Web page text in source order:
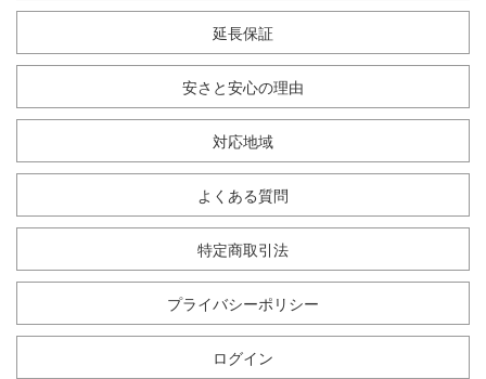
延長保証
安さと安心の理由
対応地域
よくある質問
特定商取引法
プライバシーポリシー
ログイン